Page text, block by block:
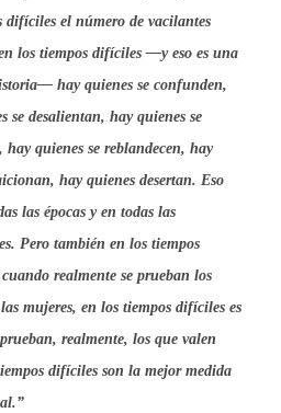
difíciles el número de vacilantes
los tiempos difíciles —y eso es una
hay quienes se confunden,
se desalientan, hay quienes se
hay quienes se reblandecen, hay
hay quienes desertan. Eso
las épocas y en todas las
Pero también en los tiempos
realmente se prueban los
mujeres, en los tiempos difíciles es
realmente, los que valen
difíciles son la mejor medida